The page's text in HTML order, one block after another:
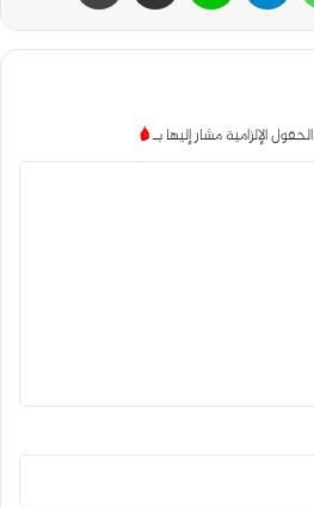
الحقول الإلزامية مشار إليها بـ*